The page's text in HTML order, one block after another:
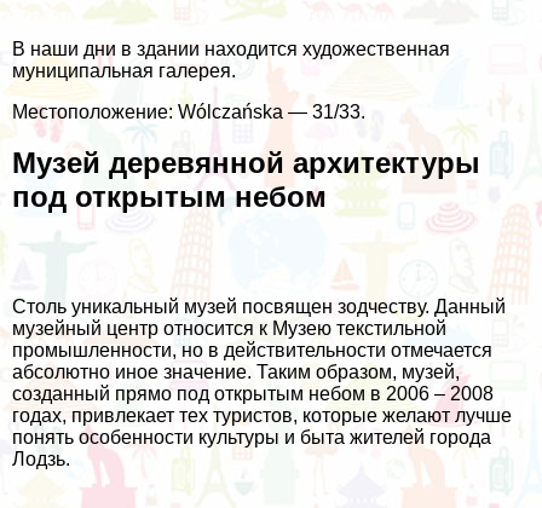
В наши дни в здании находится художественная
муниципальная галерея.
Местоположение: Wólczańska — 31/33.
Музей деревянной архитектуры
под открытым небом
Столь уникальный музей посвящен зодчеству. Данный
музейный центр относится к Музею текстильной
промышленности, но в действительности отмечается
абсолютно иное значение. Таким образом, музей,
созданный прямо под открытым небом в 2006 – 2008
годах, привлекает тех туристов, которые желают лучше
понять особенности культуры и быта жителей города
Лодзь.